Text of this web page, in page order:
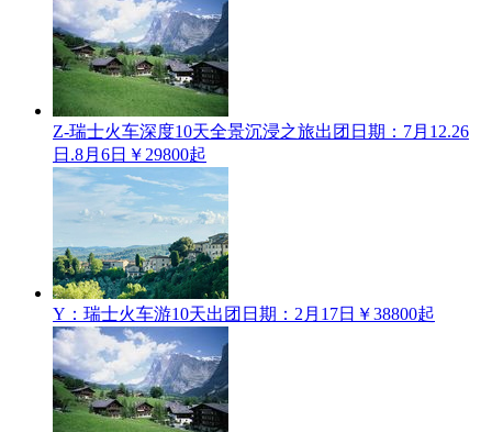
Z-瑞士火车深度10天全景沉浸之旅出团日期：7月12.26
日.8月6日 ￥29800起
Y：瑞士火车游10天出团日期：2月17日 ￥38800起